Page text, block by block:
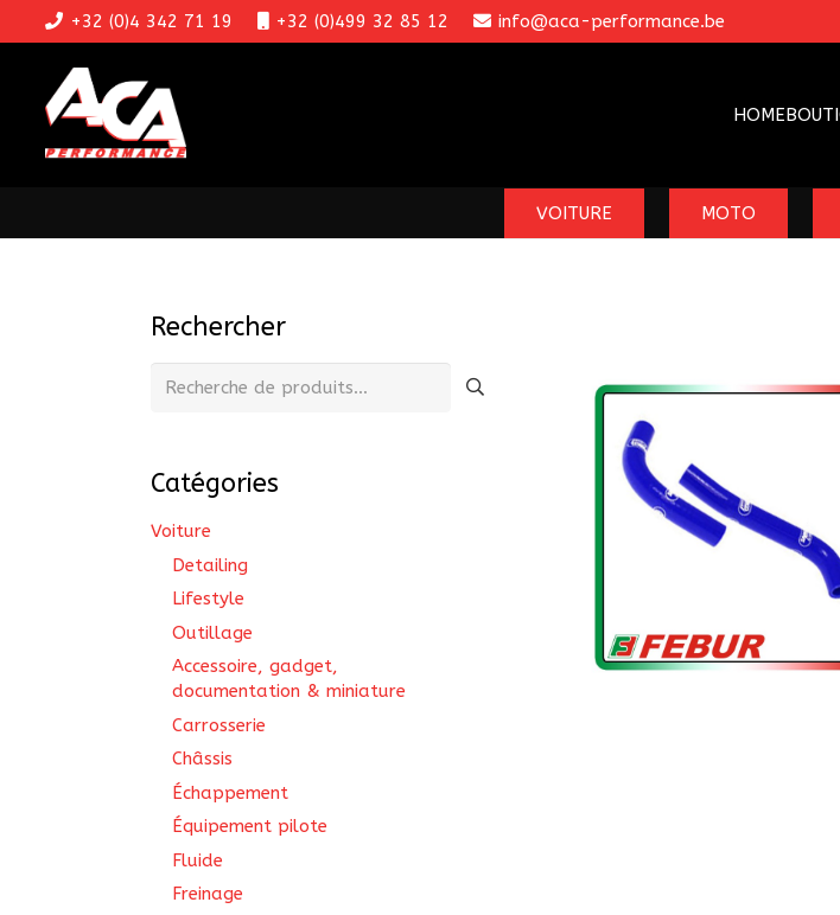
+32 (0)4 342 71 19 +32 (0)499 32 85 12 info@aca-performance.be
HOME
VOITURE MOTO
Rechercher
Recherche
Catégories
Voiture
Detailing
Lifestyle
Outillage
Accessoire, gadget,
documentation & miniature
Carrosserie
Châssis
Échappement
Équipement pilote
Fluide
Freinage